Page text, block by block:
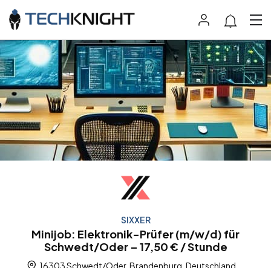
SIXXER
Minijob: Elektronik-Prüfer (m/w/d) für
Schwedt/Oder – 17,50 € / Stunde
16303 Schwedt/Oder, Brandenburg, Deutschland